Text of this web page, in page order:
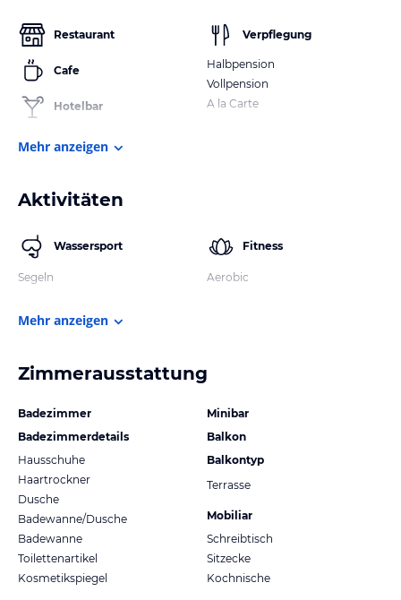
Restaurant
Cafe
Hotelbar
Verpflegung
Halbpension
Vollpension
A la Carte
Mehr anzeigen
Aktivitäten
Wassersport
Segeln
Fitness
Aerobic
Mehr anzeigen
Zimmerausstattung
Badezimmer
Badezimmerdetails
Hausschuhe
Haartrockner
Dusche
Badewanne/Dusche
Badewanne
Toilettenartikel
Kosmetikspiegel
Minibar
Balkon
Balkontyp
Terrasse
Mobiliar
Schreibtisch
Sitzecke
Kochnische